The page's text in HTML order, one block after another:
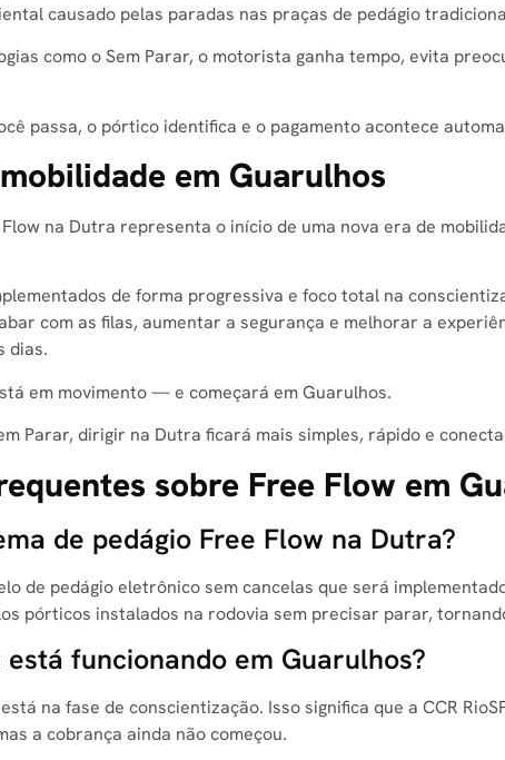
causado pelas paradas nas praças de pedágio
como o Sem Parar, o motorista ganha tempo, evita
passa, o pórtico identifica e o pagamento acontece
em Guarulhos
na Dutra representa o início de uma nova era de
de forma progressiva e foco total na
com as filas, aumentar a segurança e melhorar a
dias.
em movimento — e começará em Guarulhos.
Parar, dirigir na Dutra ficará mais simples, rápido e
sobre Free Flow em
de pedágio Free Flow na Dutra?
de pedágio eletrônico sem cancelas que será
pórticos instalados na rodovia sem precisar parar,
funcionando em Guarulhos?
na fase de conscientização. Isso significa que a CCR
a cobrança ainda não começou.